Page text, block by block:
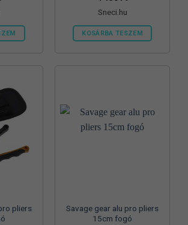
Sneci.hu
KOSÁRBA TESZEM
pliers
Savage gear alu pro pliers
15cm fogó